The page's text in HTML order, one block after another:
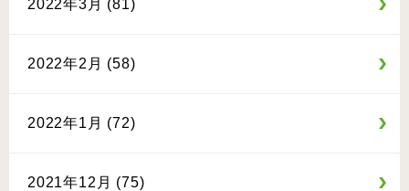
2022年3月 (81)
2022年2月 (58)
2022年1月 (72)
2021年12月 (75)